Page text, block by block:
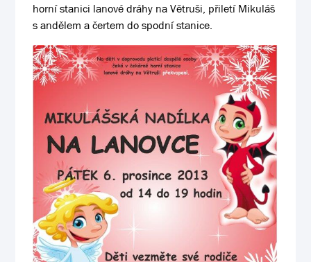
horní stanici lanové dráhy na Větruši, přiletí Mikuláš
s andělem a čertem do spodní stanice.